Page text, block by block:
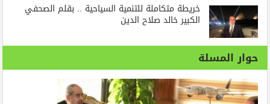
خريطة متكاملة للتنمية السياحية .. بقلم الصحفي
الكبير خالد صلاح الدين
حوار المسلة